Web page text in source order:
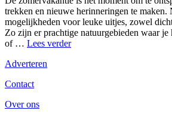
trekken en nieuwe herinneringen te maken.
mogelijkheden voor leuke uitjes, zowel
Zo zijn er prachtige natuurgebieden waar je
of … Lees verderTips
Adverteren
Contact
Over ons